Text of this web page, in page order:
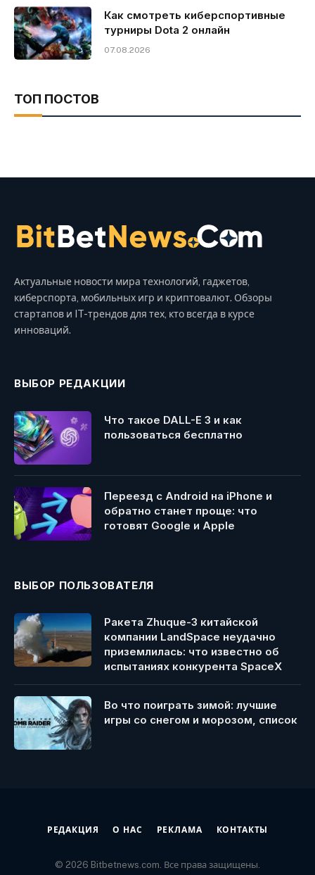
Как смотреть киберспортивные
турниры Dota 2 онлайн
07.08.2026
ТОП ПОСТОВ
Актуальные новости мира технологий, гаджетов,
киберспорта, мобильных игр и криптовалют. Обзоры
стартапов и IT-трендов для тех, кто всегда в курсе
инноваций.
ВЫБОР РЕДАКЦИИ
Что такое DALL-E 3 и как
пользоваться бесплатно
Переезд с Android на iPhone и
обратно станет проще: что
готовят Google и Apple
ВЫБОР ПОЛЬЗОВАТЕЛЯ
Ракета Zhuque-3 китайской
компании LandSpace неудачно
приземлилась: что известно об
испытаниях конкурента SpaceX
Во что поиграть зимой: лучшие
игры со снегом и морозом, список
РЕДАКЦИЯ О НАС РЕКЛАМА КОНТАКТЫ
© 2026 Bitbetnews.com. Все права защищены.